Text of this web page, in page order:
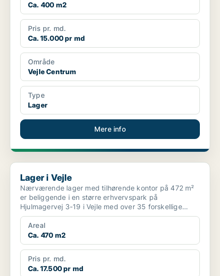
Ca. 400 m2
Pris pr. md.
Ca. 15.000 pr md
Område
Vejle Centrum
Type
Lager
Mere info
Lager i Vejle
Lager i Vejle
Nærværende lager med tilhørende kontor på 472 m²
er beliggende i en større erhvervspark på
Hjulmagervej 3-19 i Vejle med over 35 forskellige
lejemål som rumm...
Areal
Ca. 470 m2
Pris pr. md.
Ca. 17.500 pr md